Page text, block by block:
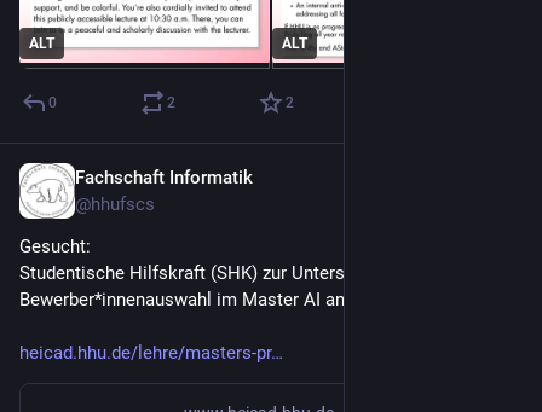
ALT ALT
0 2 2
Fachschaft Informatik
@hhufscs
Gesucht:
Studentische Hilfskraft (SHK) zur Unterstützung der
Bewerber*innenauswahl im Master AI and Data Science
heicad.hhu.de/lehre/masters-pr